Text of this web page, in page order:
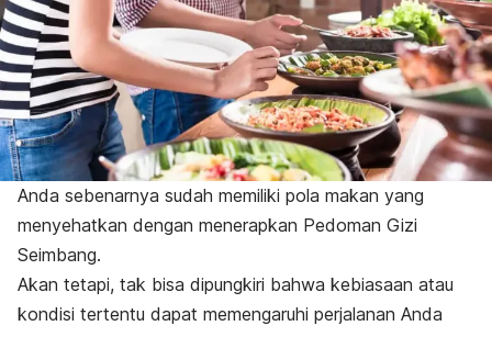
Anda sebenarnya sudah memiliki pola makan yang
menyehatkan dengan menerapkan Pedoman Gizi
Seimbang.
Akan tetapi, tak bisa dipungkiri bahwa kebiasaan atau
kondisi tertentu dapat memengaruhi perjalanan Anda